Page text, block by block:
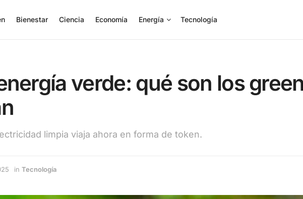
Bienestar Ciencia Economía Energía Tecnología
verde: qué son los
limpia viaja ahora en forma de token.
in Tecnología